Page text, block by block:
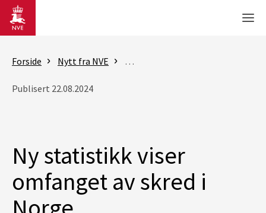
Gå til hovedinnhold
Forside Nytt fra NVE Nyheter - skred og vassdrag
Publisert 22.08.2024
Ny statistikk viser
omfanget av skred i